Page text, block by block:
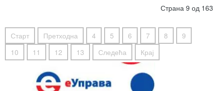
Страна 9 од 163
Старт Претходна 4 5 6 7 8
9
10
11 12 13 Следећа Крај